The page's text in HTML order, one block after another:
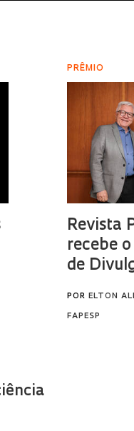
PRÊMIO
Revista
recebe o
de
PORELTON
FAPESP